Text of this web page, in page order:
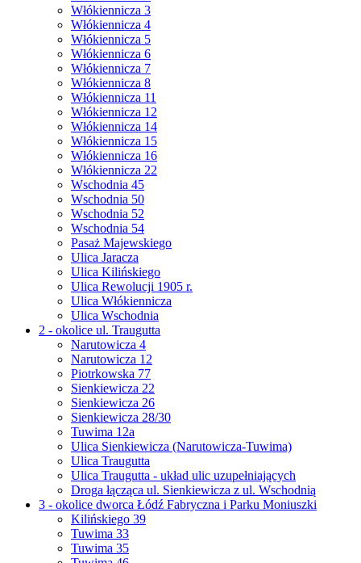
Włókiennicza 3
Włókiennicza 4
Włókiennicza 5
Włókiennicza 6
Włókiennicza 7
Włókiennicza 8
Włókiennicza 11
Włókiennicza 12
Włókiennicza 14
Włókiennicza 15
Włókiennicza 16
Włókiennicza 22
Wschodnia 45
Wschodnia 50
Wschodnia 52
Wschodnia 54
Pasaż Majewskiego
Ulica Jaracza
Ulica Kilińskiego
Ulica Rewolucji 1905 r.
Ulica Włókiennicza
Ulica Wschodnia
2 - okolice ul. Traugutta
Narutowicza 4
Narutowicza 12
Piotrkowska 77
Sienkiewicza 22
Sienkiewicza 26
Sienkiewicza 28/30
Tuwima 12a
Ulica Sienkiewicza (Narutowicza-Tuwima)
Ulica Traugutta
Ulica Traugutta - układ ulic uzupełniających
Droga łącząca ul. Sienkiewicza z ul. Wschodnią
3 - okolice dworca Łódź Fabryczna i Parku Moniuszki
Kilińskiego 39
Tuwima 33
Tuwima 35